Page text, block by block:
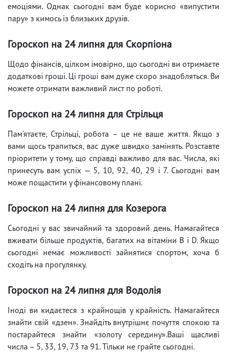
емоціями. Однак сьогодні вам буде корисно «випустити
пару» з кимось із близьких друзів.
Гороскоп на 24 липня для Скорпіона
Щодо фінансів, цілком імовірно, що сьогодні ви отримаєте
додаткові гроші. Ці гроші вам дуже скоро знадобляться. Ви
можете отримати важливий лист по роботі.
Гороскоп на 24 липня для Стрільця
Пам'ятаєте, Стрільці, робота – це не ваше життя. Якщо з
вами щось трапиться, вас дуже швидко замінять. Розставте
пріоритети у тому, що справді важливо для вас. Числа, які
принесуть вам успіх — 5, 10, 92, 40, 29 і 7. Сьогодні вам
може пощастити у фінансовому плані.
Гороскоп на 24 липня для Козерога
Сьогодні у вас звичайний та здоровий день. Намагайтеся
вживати більше продуктів, багатих на вітаміни B і D. Якщо
сьогодні немає можливості зайнятися спортом, хоча б
сходіть на прогулянку.
Гороскоп на 24 липня для Водолія
Іноді ви кидаєтеся з крайнощів у крайність. Намагайтеся
знайти свій «дзен». Знайдіть внутрішнє почуття спокою та
постарайтеся знайти «золоту середину».Ваші щасливі
числа – 5, 33, 19, 73 та 91. Тільки не грайте сьогодні.